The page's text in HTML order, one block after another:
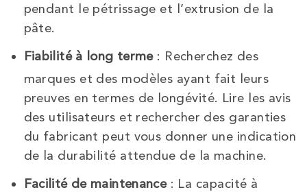
pendant le pétrissage et l’extrusion de la
pâte.
Fiabilité à long terme: Recherchez des
marques et des modèles ayant fait leurs
preuves en termes de longévité. Lire les avis
des utilisateurs et rechercher des garanties
du fabricant peut vous donner une indication
de la durabilité attendue de la machine.
Facilité de maintenance: La capacité à